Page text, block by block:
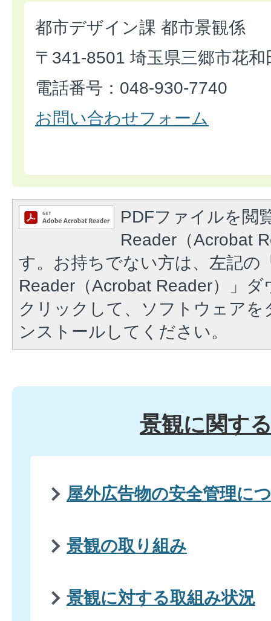
都市デザイン課 都市景観係
〒341-8501 埼玉県三郷市花
電話番号：048-930-7740
お問い合わせフォーム
PDFファイルを閲
Reader（Acrobat
す。お持ちでない方は、左記の
Reader（Acrobat Reader）」
クリックして、ソフトウェア
ンストールしてください。
景観に関す
屋外広告物の安全管理に
景観の取り組み
景観に対する取組み状況